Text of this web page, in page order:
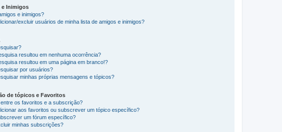
e Inimigos
e inimigos?
excluir usuários de minha lista de amigos e inimigos?
resultou em nenhuma ocorrência?
resultou em uma página em branco!?
por usuários?
minhas próprias mensagens e tópicos?
de tópicos e Favoritos
os favoritos e a subscrição?
aos favoritos ou subscrever um tópico específico?
um fórum específico?
minhas subscrições?